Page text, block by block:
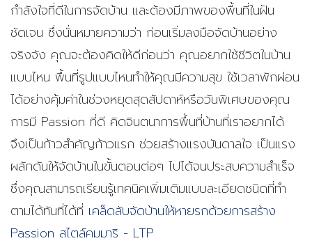
กำลังใจที่ดีในการจัดบ้าน และต้องมีภาพของพื้นที่ในฝัน
ชัดเจน ซึ่งนั่นหมายความว่า ก่อนเริ่มลงมือจัดบ้านอย่าง
จริงจัง คุณจะต้องคิดให้ดีก่อนว่า คุณอยากใช้ชีวิตในบ้าน
แบบไหน พื้นที่รูปแบบไหนทำให้คุณมีความสุข ใช้เวลาพักผ่อน
ได้อย่างคุ้มค่าในช่วงหยุดสุดสัปดาห์หรือวันพิเศษของคุณ
การมี Passion ที่ดี คิดจินตนาการพื้นที่บ้านที่เราอยากได้
จึงเป็นก้าวสำคัญก้าวแรก ช่วยสร้างแรงบันดาลใจ เป็นแรง
ผลักดันให้จัดบ้านในขั้นตอนต่อๆ ไปได้จนประสบความสำเร็จ
ซึ่งคุณสามารถเรียนรู้เทคนิคเพิ่มเติมแบบละเอียดชนิดที่ทำ
ตามได้ทันที่ได้ที่ เคล็ดลับจัดบ้านให้หายรกด้วยการสร้าง
Passion สไตล์คมมาริ - LTP